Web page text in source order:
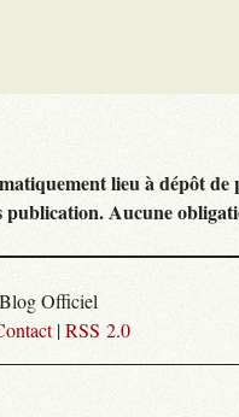
lieu à dépôt
publication. Aucune
Officiel
|RSS 2.0